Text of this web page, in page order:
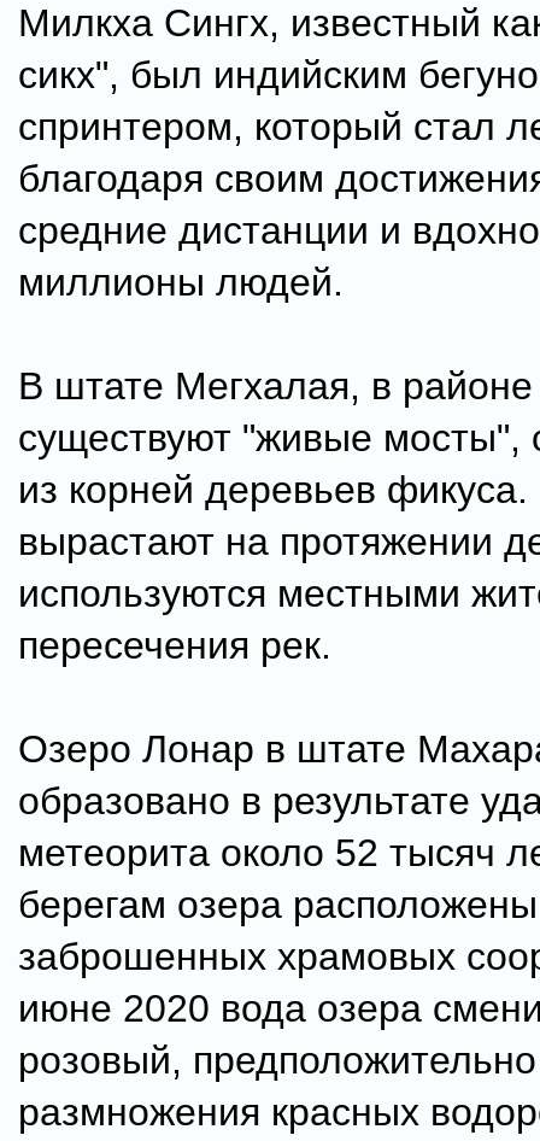
Милкха Сингх, известный
сикх", был индийским
спринтером, который стал
благодаря своим
средние дистанции и
миллионы людей.
В штате Мегхалая, в
существуют "живые мосты",
из корней деревьев
вырастают на протяжении
используются местными
пересечения рек.
Озеро Лонар в штате
образовано в результате
метеорита около 52 тысяч
берегам озера
заброшенных храмовых
июне 2020 вода озера
розовый,
размножения красных